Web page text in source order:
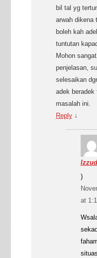
bil tal yg
arwah dikena
boleh kah
tuntutan
Mohon
penjelasan,
selesaikan
adek beradek
masalah ini.
Reply ↓
)
at